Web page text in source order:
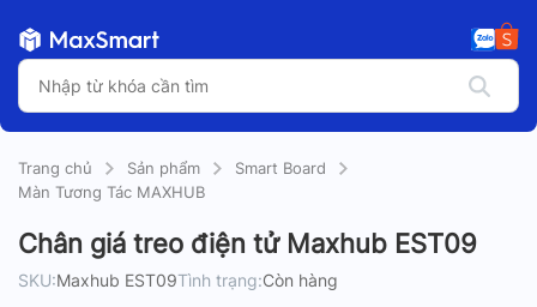
Trang chủ Sản phẩm
Smart Board
Màn Tương Tác MAXHUB
Chân giá treo điện tử Maxhub EST09
SKU:Maxhub EST09Tình trạng:Còn hàng